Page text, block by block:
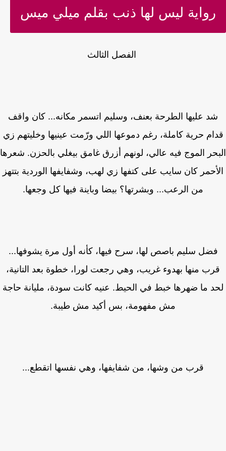
رواية ليس لها ذنب بقلم ميلي ميس
الفصل الثالث
عليها الطرحة بعنف، وسليم اتسمر مكانه... كان واقف
حرية كاملة، رغم دموعها اللي ورّمت عينيها وخليتهم زي
الموج فيه عالي، لونهم أزرق غامق بيغلي بالحزن. شعرها
كان سايب على كتفها زي لهب، وشفايفها الوردية بتتهز
من الرعب... وبشرتها؟ بيضا وباينة فيها كل وجعها.
سليم باصص لها، سرح فيها، كأنه أول مرة يشوفها...
منها بهدوء غريب، وهي رجعت لورا، خطوة بعد التانية،
ما ضهرها خبط في الحيط. عنيه كانت سودة، مليانة حاجة
مش مفهومة، بس أكيد مش طيبة.
قرب من وشها، من شفايفها، وهي نفسها اتقطع...